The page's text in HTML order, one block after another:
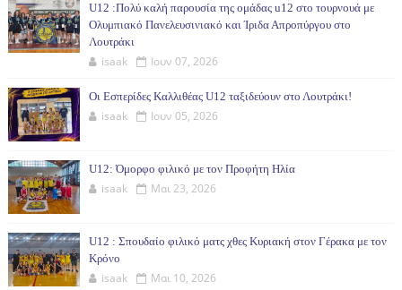
U12 :Πολύ καλή παρουσία της ομάδας u12 στο τουρνουά με
Ολυμπιακό Πανελευσινιακό και Ίριδα Απροπύργου στο
Λουτράκι
isaak Ιουν 07, 2026
Οι Εσπερίδες Καλλιθέας U12 ταξιδεύουν στο Λουτράκι!
isaak Ιουν 05, 2026
U12: Όμορφο φιλικό με τον Προφήτη Ηλία
isaak Μαι 23, 2026
U12 : Σπουδαίο φιλικό ματς χθες Κυριακή στον Γέρακα με τον
Κρόνο
isaak Μαι 10, 2026